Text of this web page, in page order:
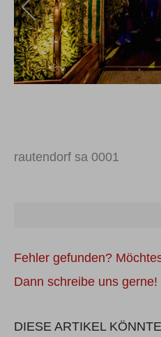
rautendorf sa 0001
Fehler gefunden?
Dann schreibe uns gerne!
DIESE ARTIKEL